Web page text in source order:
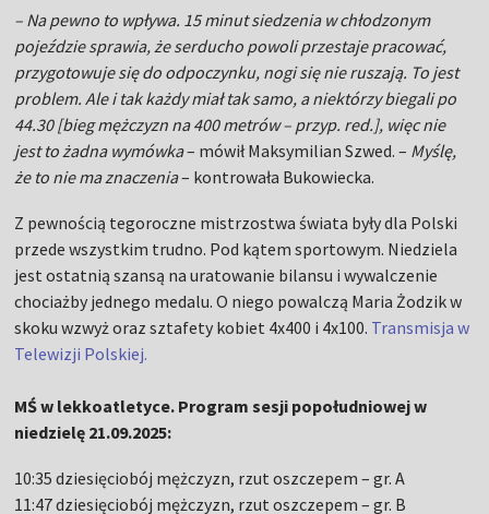
– Na pewno to wpływa. 15 minut siedzenia w chłodzonym
pojeździe sprawia, że serducho powoli przestaje pracować,
przygotowuje się do odpoczynku, nogi się nie ruszają. To jest
problem. Ale i tak każdy miał tak samo, a niektórzy biegali po
44.30 [bieg mężczyzn na 400 metrów – przyp. red.], więc nie
jest to żadna wymówka– mówił Maksymilian Szwed. – Myślę,
że to nie ma znaczenia– kontrowała Bukowiecka.
Z pewnością tegoroczne mistrzostwa świata były dla Polski
przede wszystkim trudno. Pod kątem sportowym. Niedziela
jest ostatnią szansą na uratowanie bilansu i wywalczenie
chociażby jednego medalu. O niego powalczą Maria Żodzik w
skoku wzwyż oraz sztafety kobiet 4x400 i 4x100. Transmisja w
Telewizji Polskiej.
MŚ w lekkoatletyce. Program sesji popołudniowej w
niedzielę 21.09.2025:
10:35 dziesięciobój mężczyzn, rzut oszczepem – gr. A
11:47 dziesięciobój mężczyzn, rzut oszczepem – gr. B